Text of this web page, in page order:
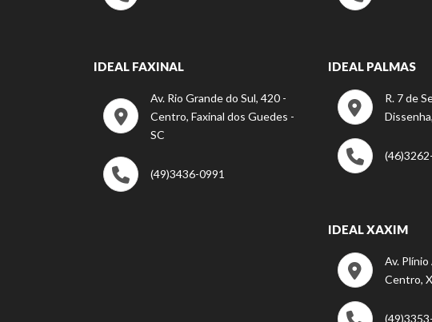
IDEAL FAXINAL
Av. Rio Grande do Sul, 420 -
Centro, Faxinal dos Guedes -
SC
(49)3436-0991
IDEAL PALMAS
R. 7 de
IDEAL XAXIM
Av.
Centro,